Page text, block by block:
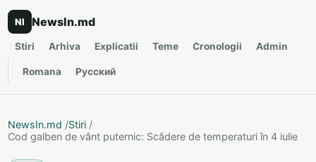
NI NewsIn.md
Stiri Arhiva Explicatii Teme Cronologii Admin
Romana Русский
NewsIn.md /Stiri /
Cod galben de vânt puternic: Scădere de temperaturi în 4 iulie